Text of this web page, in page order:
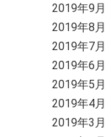
2019年9月
2019年8月
2019年7月
2019年6月
2019年5月
2019年4月
2019年3月